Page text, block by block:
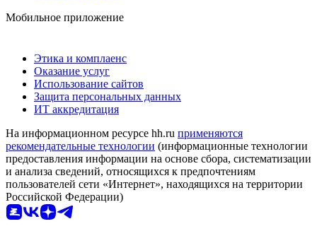
Мобильное приложение
Этика и комплаенс
Оказание услуг
Использование сайтов
Защита персональных данных
ИТ аккредитация
На информационном ресурсе hh.ru применяются
рекомендательные технологии (информационные технологии
предоставления информации на основе сбора, систематизации
и анализа сведений, относящихся к предпочтениям
пользователей сети «Интернет», находящихся на территории
Российской Федерации)